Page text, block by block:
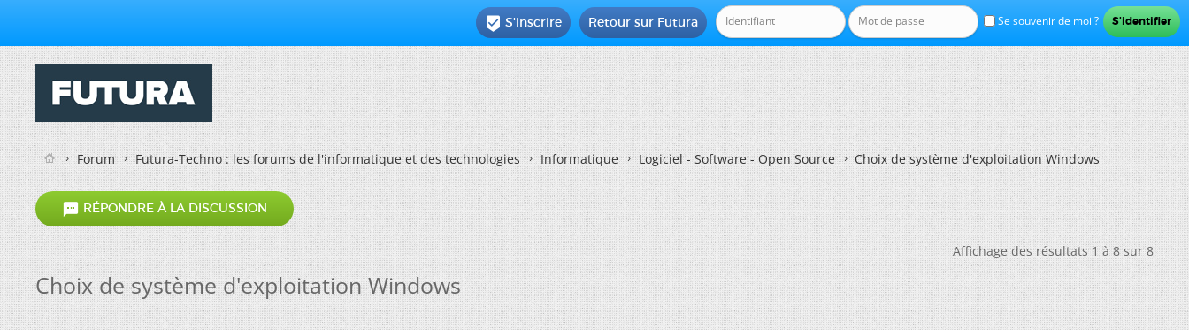
Se souvenir de moi ?
Retour sur Futura
 S'inscrire
Forum Futura-Techno : les forums de l'informatique et des technologies Informatique Logiciel - Software - Open Source Choix de système d'exploitation Windows
 RÉPONDRE À LA DISCUSSION
Affichage des résultats 1 à 8 sur 8
Choix de système d'exploitation Windows